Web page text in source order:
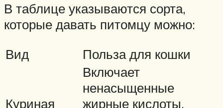
В таблице указываются сорта,
которые давать питомцу можно:
Вид
Польза для кошки
Куриная
Включает
ненасыщенные
жирные кислоты,